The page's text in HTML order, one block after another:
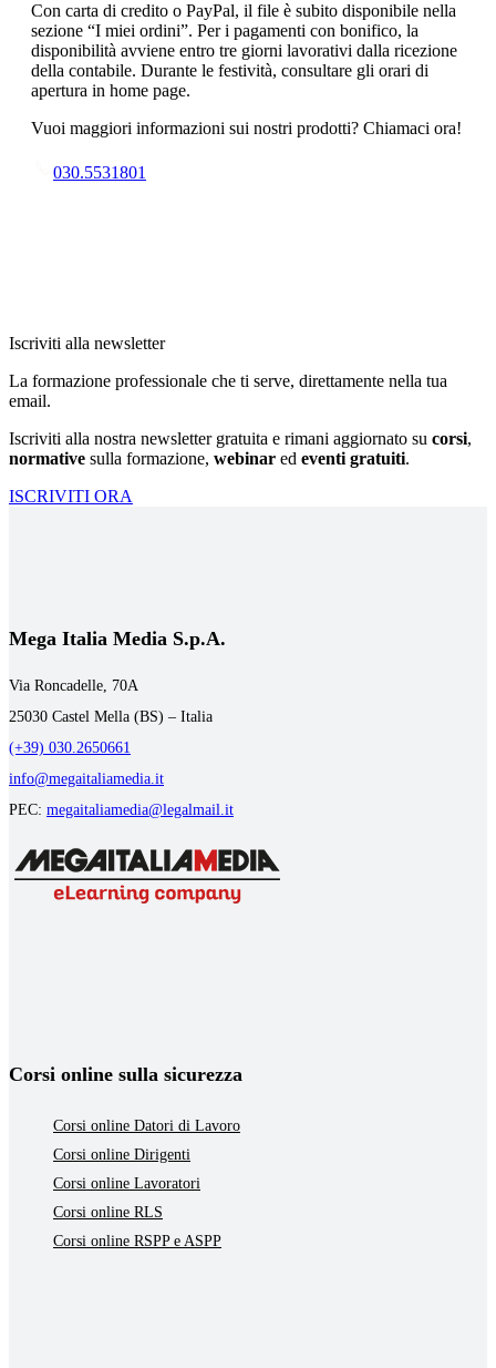
Con carta di credito o PayPal, il file è subito disponibile nella
sezione “I miei ordini”. Per i pagamenti con bonifico, la
disponibilità avviene entro tre giorni lavorativi dalla ricezione
della contabile. Durante le festività, consultare gli orari di
apertura in home page.
Vuoi maggiori informazioni sui nostri prodotti? Chiamaci ora!
030.5531801
Iscriviti alla newsletter
La formazione professionale che ti serve, direttamente nella tua
email.
Iscriviti alla nostra newsletter gratuita e rimani aggiornato su corsi,
normative sulla formazione, webinar ed eventi gratuiti.
ISCRIVITI ORA
Mega Italia Media S.p.A.
Via Roncadelle, 70A
25030 Castel Mella (BS) – Italia
(+39) 030.2650661
info@megaitaliamedia.it
PEC: megaitaliamedia@legalmail.it
Corsi online sulla sicurezza
Corsi online Datori di Lavoro
Corsi online Dirigenti
Corsi online Lavoratori
Corsi online RLS
Corsi online RSPP e ASPP